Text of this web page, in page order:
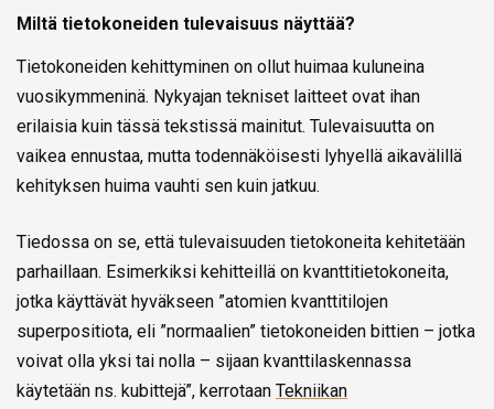
Miltä tietokoneiden tulevaisuus näyttää?
Tietokoneiden kehittyminen on ollut huimaa kuluneina
vuosikymmeninä. Nykyajan tekniset laitteet ovat ihan
erilaisia kuin tässä tekstissä mainitut. Tulevaisuutta on
vaikea ennustaa, mutta todennäköisesti lyhyellä aikavälillä
kehityksen huima vauhti sen kuin jatkuu.
Tiedossa on se, että tulevaisuuden tietokoneita kehitetään
parhaillaan. Esimerkiksi kehitteillä on kvanttitietokoneita,
jotka käyttävät hyväkseen ”atomien kvanttitilojen
superpositiota, eli ”normaalien” tietokoneiden bittien – jotka
voivat olla yksi tai nolla – sijaan kvanttilaskennassa
käytetään ns. kubittejä”, kerrotaan Tekniikan